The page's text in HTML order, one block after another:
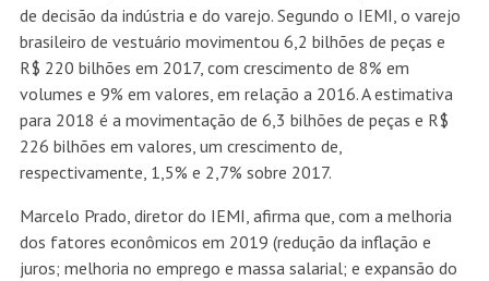
de decisão da indústria e do varejo. Segundo o IEMI, o varejo
brasileiro de vestuário movimentou 6,2 bilhões de peças e
R$ 220 bilhões em 2017, com crescimento de 8% em
volumes e 9% em valores, em relação a 2016. A estimativa
para 2018 é a movimentação de 6,3 bilhões de peças e R$
226 bilhões em valores, um crescimento de,
respectivamente, 1,5% e 2,7% sobre 2017.
Marcelo Prado, diretor do IEMI, afirma que, com a melhoria
dos fatores econômicos em 2019 (redução da inflação e
juros; melhoria no emprego e massa salarial; e expansão do